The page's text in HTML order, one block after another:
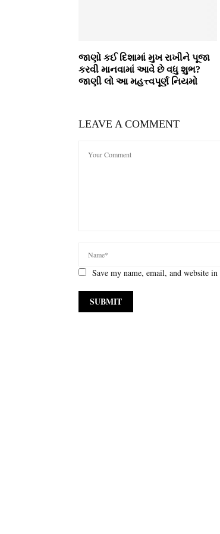
જાણો કઈ દિશામાં મુખ રાખીને પૂજા
કરવી માનવામાં આવે છે વધુ શુભ?
જાણી લો આ મહત્ત્વપૂર્ણ નિયમો
LEAVE A COMMENT
Save my name, email, and website